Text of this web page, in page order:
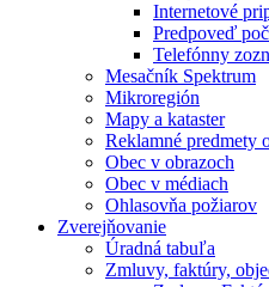
Internetové
Predpoveď
Telefónny
Mesačník Spektrum
Mikroregión
Mapy a kataster
Reklamné predmety
Obec v obrazoch
Obec v médiach
Ohlasovňa požiarov
Zverejňovanie
Úradná tabuľa
Zmluvy, faktúry,